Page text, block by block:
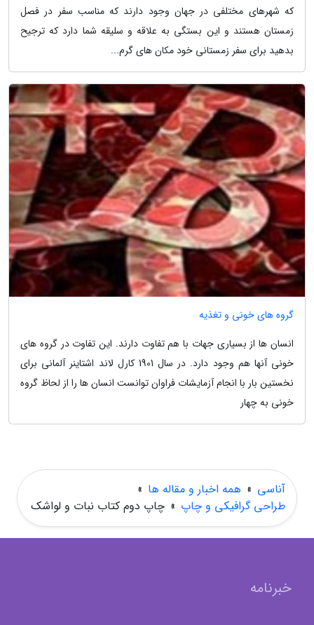
که شهرهای مختلفی در جهان وجود دارند که مناسب سفر در فصل
زمستان هستند و این بستگی به علاقه و سلیقه شما دارد که ترجیح
بدهید برای سفر زمستانی خود مکان های گرم...
گروه های خونی و تغذیه
انسان ها از بسیاری جهات با هم تفاوت دارند. این تفاوت در گروه های
خونی آنها هم وجود دارد. در سال 1901 کارل لاند اشتاینر آلمانی برای
نخستین بار با انجام آزمایشات فراوان توانست انسان ها را از لحاظ گروه
خونی به چهار
آناسی » همه اخبار و مقاله ها »
طراحی گرافیکی و چاپ » چاپ دوم کتاب نبات و لواشک
خبرنامه